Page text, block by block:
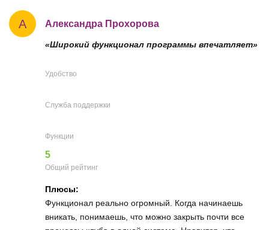
А Александра Прохорова
«Широкий функционал программы впечатляет»
Удобство
Служба поддержки
Функции
5
Общий рейтинг
Плюсы:
Функционал реально огромный. Когда начинаешь
вникать, понимаешь, что можно закрыть почти все